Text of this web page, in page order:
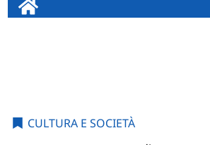
CULTURA E SOCIETÀ